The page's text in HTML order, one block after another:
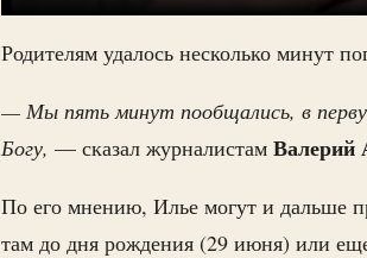
Родителям удалось несколько минут
— Мы пять минут пообщались, в
Богу, — сказал журналистам Валерий
По его мнению, Илье могут и дальше
там до дня рождения (29 июня) или